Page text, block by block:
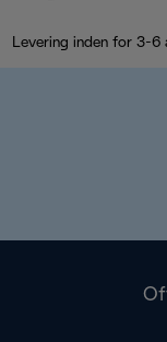
Levering inden for 3-6